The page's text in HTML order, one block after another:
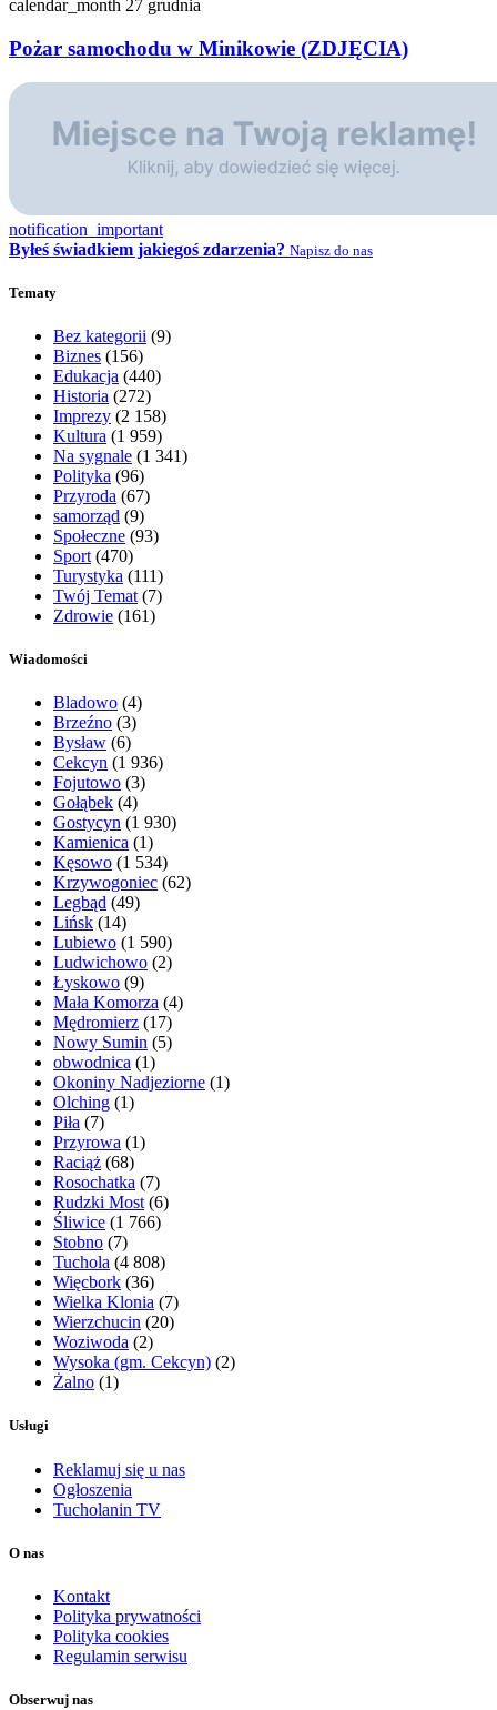
calendar_month 27 grudnia
Pożar samochodu w Minikowie (ZDJĘCIA)
notification_important
Byłeś świadkiem jakiegoś zdarzenia? Napisz do nas
Tematy
Bez kategorii (9)
Biznes (156)
Edukacja (440)
Historia (272)
Imprezy (2 158)
Kultura (1 959)
Na sygnale (1 341)
Polityka (96)
Przyroda (67)
samorząd (9)
Społeczne (93)
Sport (470)
Turystyka (111)
Twój Temat (7)
Zdrowie (161)
Wiadomości
Bladowo (4)
Brzeźno (3)
Bysław (6)
Cekcyn (1 936)
Fojutowo (3)
Gołąbek (4)
Gostycyn (1 930)
Kamienica (1)
Kęsowo (1 534)
Krzywogoniec (62)
Legbąd (49)
Lińsk (14)
Lubiewo (1 590)
Ludwichowo (2)
Łyskowo (9)
Mała Komorza (4)
Mędromierz (17)
Nowy Sumin (5)
obwodnica (1)
Okoniny Nadjeziorne (1)
Olching (1)
Piła (7)
Przyrowa (1)
Raciąż (68)
Rosochatka (7)
Rudzki Most (6)
Śliwice (1 766)
Stobno (7)
Tuchola (4 808)
Więcbork (36)
Wielka Klonia (7)
Wierzchucin (20)
Woziwoda (2)
Wysoka (gm. Cekcyn) (2)
Żalno (1)
Usługi
Reklamuj się u nas
Ogłoszenia
Tucholanin TV
O nas
Kontakt
Polityka prywatności
Polityka cookies
Regulamin serwisu
Obserwuj nas